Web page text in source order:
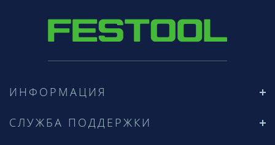
ИНФОРМАЦИЯ
СЛУЖБА ПОДДЕРЖКИ